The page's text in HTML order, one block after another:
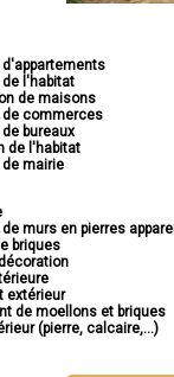
d'appartements
de l'habitat
de maisons
de commerces
bureaux
de l'habitat
de mairie
de murs en pierres
briques
extérieur
de moellons et briques
(pierre, calcaire,...)